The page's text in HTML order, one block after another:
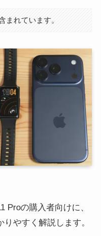
まれています。
Proの購入者向けに、
やすく解説します。